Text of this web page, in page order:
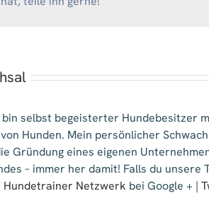
bin selbst begeisterter Hundebesitzer
Hunden. Mein persönlicher
Gründung eines eigenen
– immer her damit! Falls du
Hundetrainer Netzwerk bei Google + |